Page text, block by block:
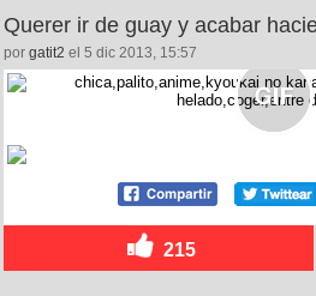
Querer ir de guay y acabar
por gatit2 el 5 dic 2013, 15:57
215